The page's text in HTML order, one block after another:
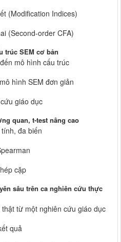
(Modification Indices)
(Second-order CFA)
trúc SEM cơ bản
mô hình cấu trúc
hình SEM đơn giản
giáo dục
quan, t-test nâng cao
đa biến
cặp
sâu trên ca nghiên cứu thực
từ một nghiên cứu giáo dục
quả